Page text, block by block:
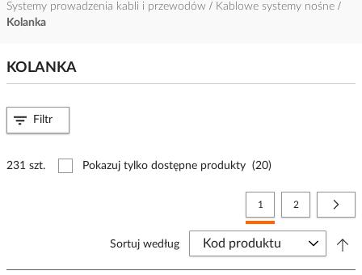
Systemy prowadzenia kabli i przewodów
Kablowe systemy nośne
Kolanka
KOLANKA
231 szt. Pokazuj tylko dostępne produkty (20)
Strona
Aktualnie czytasz stronę
1 Strona
2
Sortuj według
Filtr